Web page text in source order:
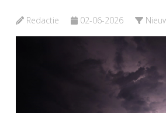
Redactie 02-06-2026